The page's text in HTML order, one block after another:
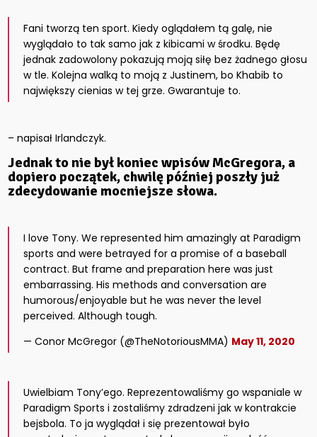
Fani tworzą ten sport. Kiedy oglądałem tą galę, nie
wyglądało to tak samo jak z kibicami w środku. Będę
jednak zadowolony pokazują moją siłę bez żadnego głosu
w tle. Kolejna walką to moją z Justinem, bo Khabib to
największy cienias w tej grze. Gwarantuje to.
– napisał Irlandczyk.
Jednak to nie był koniec wpisów McGregora, a
dopiero początek, chwilę później poszły już
zdecydowanie mocniejsze słowa.
I love Tony. We represented him amazingly at Paradigm
sports and were betrayed for a promise of a baseball
contract. But frame and preparation here was just
embarrassing. His methods and conversation are
humorous/enjoyable but he was never the level
perceived. Although tough.
— Conor McGregor (@TheNotoriousMMA) May 11, 2020
Uwielbiam Tony’ego. Reprezentowaliśmy go wspaniale w
Paradigm Sports i zostaliśmy zdradzeni jak w kontrakcie
bejsbola. To ja wyglądał i się prezentował było